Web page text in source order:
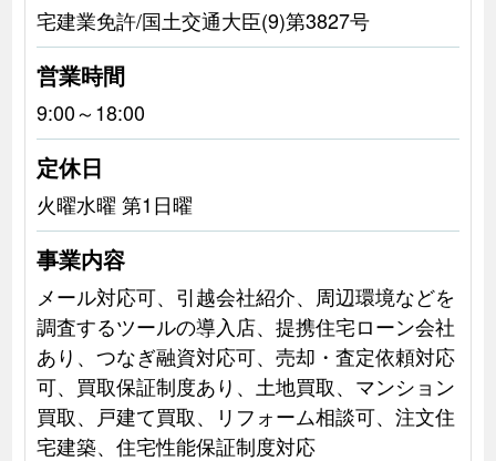
宅建業免許/国土交通大臣(9)第3827号
営業時間
9:00～18:00
定休日
火曜水曜 第1日曜
事業内容
メール対応可、引越会社紹介、周辺環境などを
調査するツールの導入店、提携住宅ローン会社
あり、つなぎ融資対応可、売却・査定依頼対応
可、買取保証制度あり、土地買取、マンション
買取、戸建て買取、リフォーム相談可、注文住
宅建築、住宅性能保証制度対応